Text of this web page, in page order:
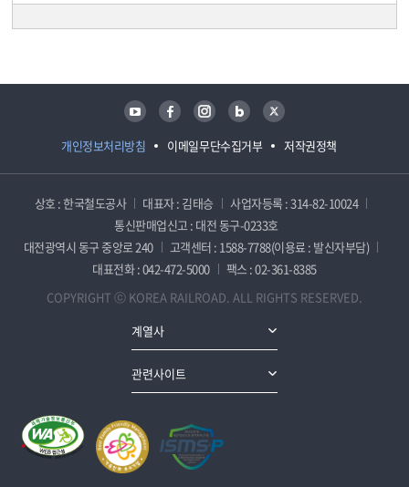
개인정보처리방침 이메일무단수집거부 저작권정책
유튜브 페이스북 인스타그램 블로그 트위터
상호 : 한국철도공사 대표자 : 김태승
사업자등록 : 314-82-10024
통신판매업신고 : 대전 동구-0233호
대전광역시 동구 중앙로 240
고객센터 : 1588-7788(이용료 : 발신자부담)
대표전화 : 042-472-5000
팩스 : 02-361-8385
COPYRIGHT ⓒ KOREA RAILROAD. ALL RIGHTS RESERVED.
계열사
관련사이트